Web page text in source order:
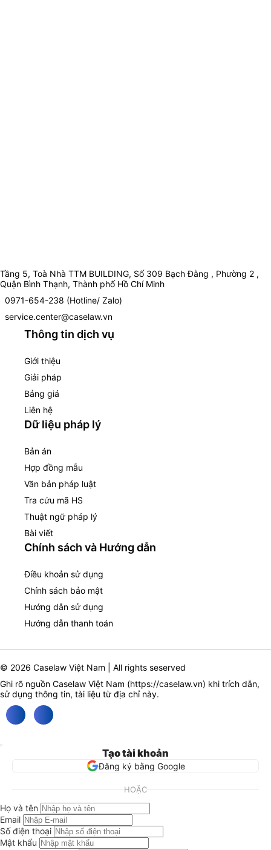
Tầng 5, Toà Nhà TTM BUILDING, Số 309 Bạch Đằng , Phường 2 ,
Quận Bình Thạnh, Thành phố Hồ Chí Minh
0971-654-238 (Hotline/ Zalo)
service.center@caselaw.vn
Thông tin dịch vụ
Giới thiệu
Giải pháp
Bảng giá
Liên hệ
Dữ liệu pháp lý
Bản án
Hợp đồng mẫu
Văn bản pháp luật
Tra cứu mã HS
Thuật ngữ pháp lý
Bài viết
Chính sách và Hướng dẫn
Điều khoản sử dụng
Chính sách bảo mật
Hướng dẫn sử dụng
Hướng dẫn thanh toán
© 2026 Caselaw Việt Nam | All rights seserved
Ghi rõ nguồn Caselaw Việt Nam (https://caselaw.vn) khi trích dẫn,
sử dụng thông tin, tài liệu từ địa chỉ này.
Tạo tài khoản
Đăng ký bằng Google
HOẶC
Họ và tên
Email
Số điện thoại
Mật khẩu